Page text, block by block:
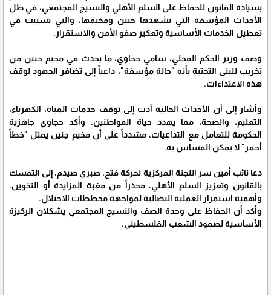
بسيادة القانون للحفاظ على السلم الأهلي والنسيج المجتمعي، في ظل
الأحداث المؤسفة التي تشهدها جنين ومخيمها، والتي تسببت في
تعطيل الخدمات الأساسية وتعكير صفو الأمن والاستقرار.
وصف وزير الحكم المحلي، سامي حجاوي، ما يحدث في مخيم جنين من
تخريب للبنى التحتية بأنه "حالة مؤسفة"، داعياً إلى تضافر الجهود لوقف
هذه الاعتداءات.
وأشار إلى أن الأحداث الحالية أدت إلى توقف خدمات المياه، الكهرباء،
التعليم، والصحة، مما يهدد حياة المواطنين. وأكد حجاوي جاهزية
الحكومة للتعامل مع التداعيات، مشدداً على أن مخيم جنين يمثل "خطاً
أحمر" لا يمكن المساس به.
دعا نائب أمين سر اللجنة المركزية لحركة فتح، صبري صيدم، إلى التمسك
بالقانون وتعزيز السلم الأهلي، محذراً من مغبة المزايدة أو التخوين،
وأهمية استمرار العملية النضالية لمواجهة مخططات الاحتلال.
وأكد أن الحفاظ على وحدة الصف والنسيج المجتمعي يشكلان الركيزة
الأساسية لصمود الشعب الفلسطيني.